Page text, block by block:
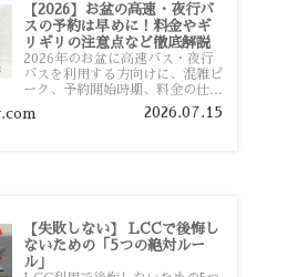
【2026】お盆の高速・夜行バ
スの予約は早めに！料金やギ
リギリの注意点など徹底解説
2026年のお盆に高速バス・夜行
バスを利用する方向けに、混雑ピ
ーク、予約開始時期、料金の仕組
み、キャンセル待ちのコツ、直前
予約の注意点まで詳しく解説しま
2026.07.15
【失敗しない】 LCCで後悔し
ないための「5つの絶対ルー
ル」